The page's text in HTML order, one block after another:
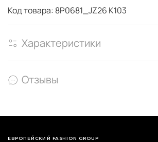
Код товара: 8P0681_JZ26 K103
Характеристики
Отзывы
ЕВРОПЕЙСКИЙ FASHION GROUP